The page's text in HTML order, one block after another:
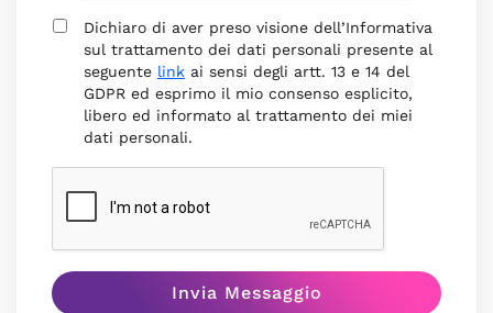
Dichiaro di aver preso visione dell’Informativa
sul trattamento dei dati personali presente al
seguente link ai sensi degli artt. 13 e 14 del
GDPR ed esprimo il mio consenso esplicito,
libero ed informato al trattamento dei miei
dati personali.